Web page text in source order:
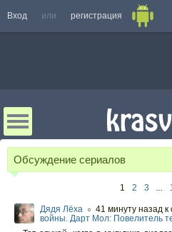
Вход или регистрация
Обсуждение сериалов
1 2 3 ...
Дядя Лёха ○ 41 минуту назад к
войны. Дарт Мол: Повелитель